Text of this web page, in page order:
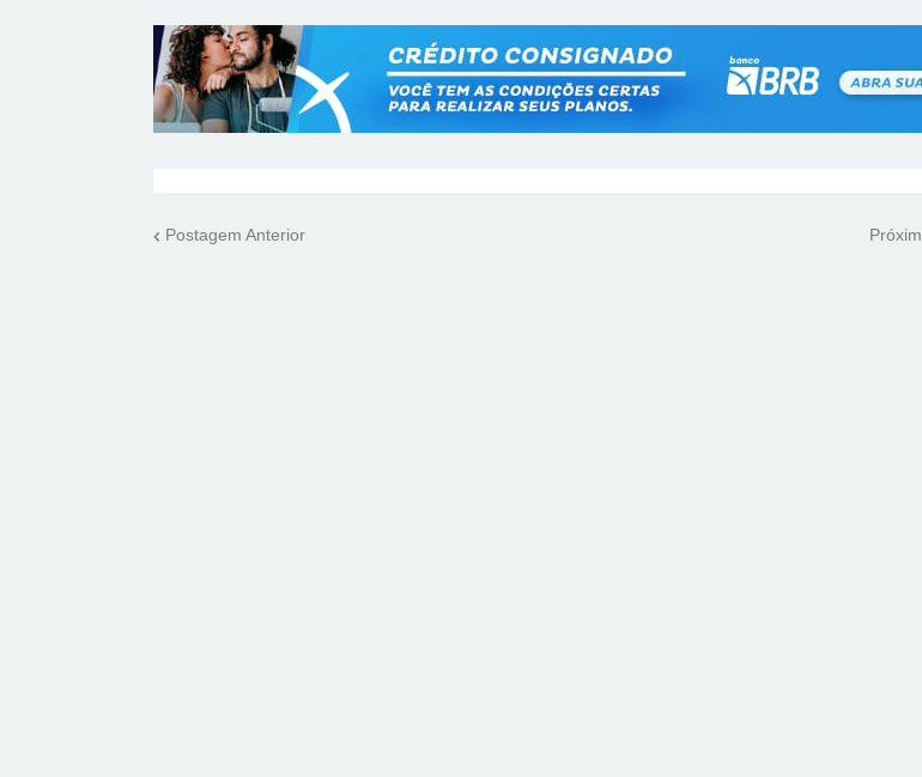
Postagem Anterior